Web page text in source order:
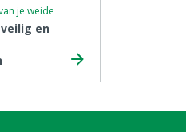
je weide
en